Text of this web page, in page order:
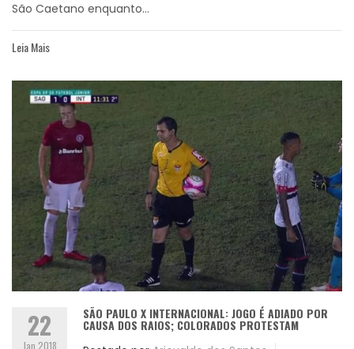
São Caetano enquanto...
Leia Mais
22
Jan 2018
SÃO PAULO X INTERNACIONAL: JOGO É ADIADO POR
CAUSA DOS RAIOS; COLORADOS PROTESTAM